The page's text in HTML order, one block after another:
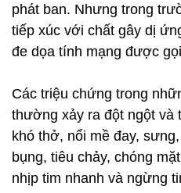
phát ban. Nhưng trong
tiếp xúc với chất gây dị
đe dọa tính mạng được
Các triệu chứng trong
thường xảy ra đột ngột và
khó thở, nổi mề đay,
bụng, tiêu chảy, chóng
nhịp tim nhanh và ngừng